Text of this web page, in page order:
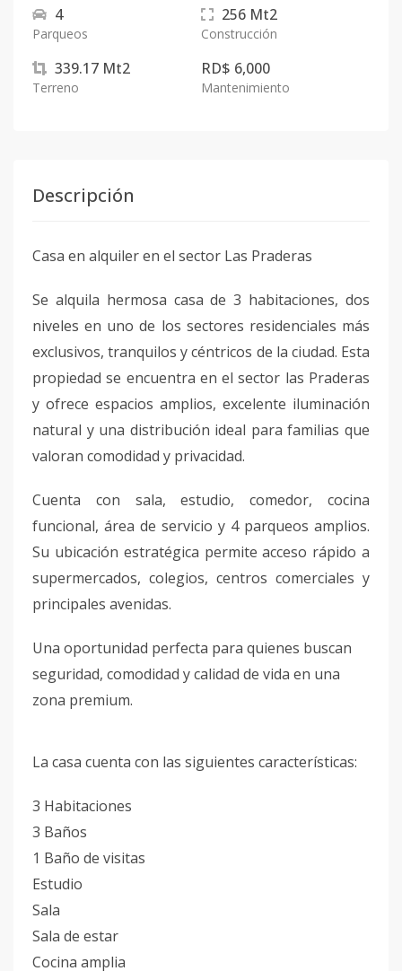
4
Parqueos
256 Mt2
Construcción
339.17 Mt2
Terreno
RD$ 6,000
Mantenimiento
Descripción
Casa en alquiler en el sector Las Praderas
Se alquila hermosa casa de 3 habitaciones, dos
niveles en uno de los sectores residenciales más
exclusivos, tranquilos y céntricos de la ciudad. Esta
propiedad se encuentra en el sector las Praderas
y ofrece espacios amplios, excelente iluminación
natural y una distribución ideal para familias que
valoran comodidad y privacidad.
Cuenta con sala, estudio, comedor, cocina
funcional, área de servicio y 4 parqueos amplios.
Su ubicación estratégica permite acceso rápido a
supermercados, colegios, centros comerciales y
principales avenidas.
Una oportunidad perfecta para quienes buscan
seguridad, comodidad y calidad de vida en una
zona premium.
La casa cuenta con las siguientes características:
3 Habitaciones
3 Baños
1 Baño de visitas
Estudio
Sala
Sala de estar
Cocina amplia